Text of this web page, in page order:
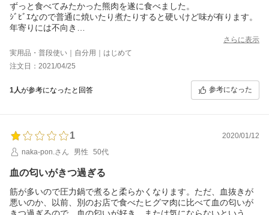
ずっと食べてみたかった熊肉を遂に食べました。
ｼﾞﾋﾞｴなので普通に焼いたり煮たりすると硬いけど味が有ります。
年寄りには不向き
硬いので食べるとお腹いっぱいになりﾀﾞｲｴｯﾄできそうです(笑)個人
的には調味料ﾅｼです
ﾋﾞｯｸﾘしたのが犬がこの匂いすら嫌がって逃げる事。鹿肉の様に匂
強い獣の匂いが解るんでしょうか
さらに表示
実用品・普段使い｜自分用｜はじめて
注文日：2021/04/25
1人が参考になったと回答 参考になった
1
2020/01/12
naka-pon.さん
男性 50代
血の匂いがきつ過ぎる
筋が多いので圧力鍋で煮ると柔らかくなります。ただ、血抜きが
悪いのか、以前、別のお店で食べたヒグマ肉に比べて血の匂いが
きつ過ぎるので、血の匂いが好き、または気にならないという人